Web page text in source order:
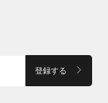
登録する